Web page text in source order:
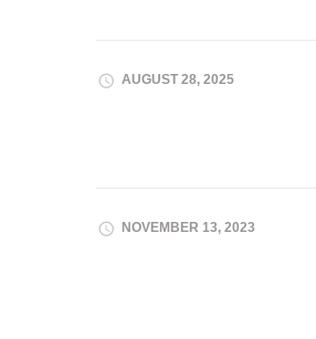
AUGUST 28, 2025
NOVEMBER 13, 2023